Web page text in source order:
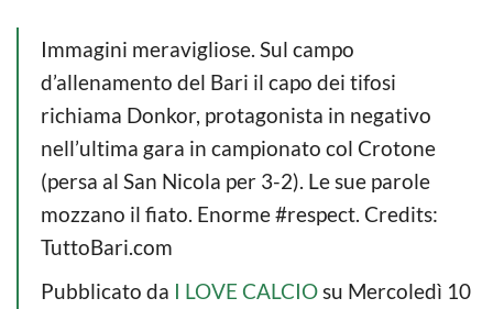
Immagini meravigliose. Sul campo
d’allenamento del Bari il capo dei tifosi
richiama Donkor, protagonista in negativo
nell’ultima gara in campionato col Crotone
(persa al San Nicola per 3-2). Le sue parole
mozzano il fiato. Enorme #respect. Credits:
TuttoBari.com
Pubblicato da I LOVE CALCIOsu Mercoledì 10